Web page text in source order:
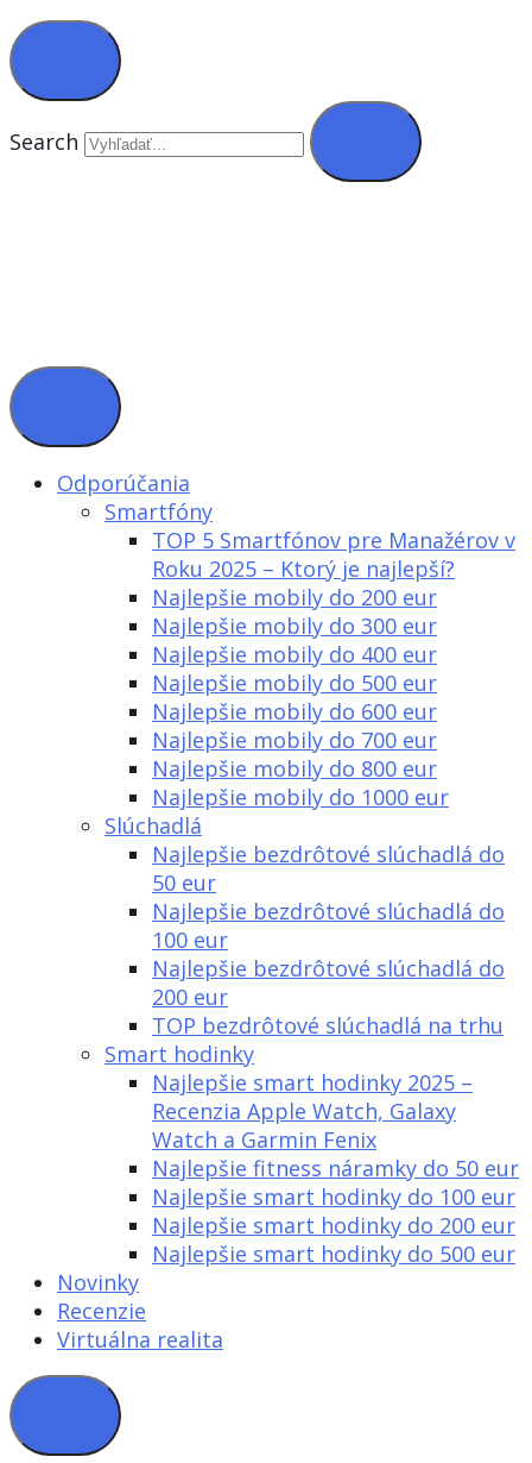
Search
Odporúčania
Smartfóny
TOP 5 Smartfónov pre Manažérov v
Roku 2025 – Ktorý je najlepší?
Najlepšie mobily do 200 eur
Najlepšie mobily do 300 eur
Najlepšie mobily do 400 eur
Najlepšie mobily do 500 eur
Najlepšie mobily do 600 eur
Najlepšie mobily do 700 eur
Najlepšie mobily do 800 eur
Najlepšie mobily do 1000 eur
Slúchadlá
Najlepšie bezdrôtové slúchadlá do
50 eur
Najlepšie bezdrôtové slúchadlá do
100 eur
Najlepšie bezdrôtové slúchadlá do
200 eur
TOP bezdrôtové slúchadlá na trhu
Smart hodinky
Najlepšie smart hodinky 2025 –
Recenzia Apple Watch, Galaxy
Watch a Garmin Fenix
Najlepšie fitness náramky do 50 eur
Najlepšie smart hodinky do 100 eur
Najlepšie smart hodinky do 200 eur
Najlepšie smart hodinky do 500 eur
Novinky
Recenzie
Virtuálna realita